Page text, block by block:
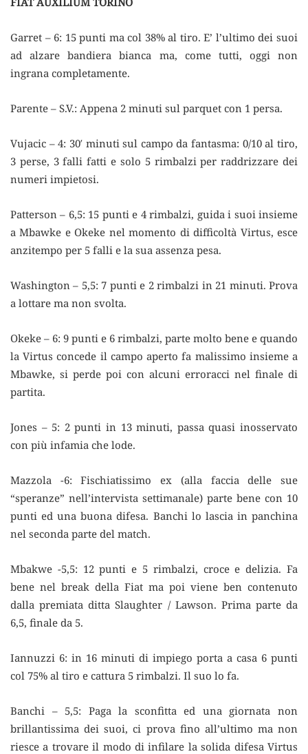
Garret – 6: 15 punti ma col 38% al tiro. E’ l’ultimo dei suoi
ad alzare bandiera bianca ma, come tutti, oggi non
ingrana completamente.
Parente – S.V.: Appena 2 minuti sul parquet con 1 persa.
Vujacic – 4: 30′ minuti sul campo da fantasma: 0/10 al tiro,
3 perse, 3 falli fatti e solo 5 rimbalzi per raddrizzare dei
numeri impietosi.
Patterson – 6,5: 15 punti e 4 rimbalzi, guida i suoi insieme
a Mbawke e Okeke nel momento di difficoltà Virtus, esce
anzitempo per 5 falli e la sua assenza pesa.
Washington – 5,5: 7 punti e 2 rimbalzi in 21 minuti. Prova
a lottare ma non svolta.
Okeke – 6: 9 punti e 6 rimbalzi, parte molto bene e quando
la Virtus concede il campo aperto fa malissimo insieme a
Mbawke, si perde poi con alcuni erroracci nel finale di
partita.
Jones – 5: 2 punti in 13 minuti, passa quasi inosservato
con più infamia che lode.
Mazzola -6: Fischiatissimo ex (alla faccia delle sue
“speranze” nell’intervista settimanale) parte bene con 10
punti ed una buona difesa. Banchi lo lascia in panchina
nel seconda parte del match.
Mbakwe -5,5: 12 punti e 5 rimbalzi, croce e delizia. Fa
bene nel break della Fiat ma poi viene ben contenuto
dalla premiata ditta Slaughter / Lawson. Prima parte da
6,5, finale da 5.
Iannuzzi 6: in 16 minuti di impiego porta a casa 6 punti
col 75% al tiro e cattura 5 rimbalzi. Il suo lo fa.
Banchi – 5,5: Paga la sconfitta ed una giornata non
brillantissima dei suoi, ci prova fino all’ultimo ma non
riesce a trovare il modo di infilare la solida difesa Virtus